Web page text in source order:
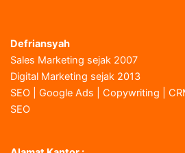
Defriansyah
Sales Marketing sejak 2007
Digital Marketing sejak 2013
SEO | Google Ads | Copywriting |
SEO